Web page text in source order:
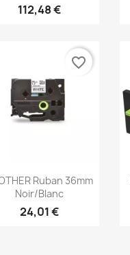
112,48 €
Aperçu rapide
Ruban 36mm
Noir/Blanc
24,01 €
favorite_border